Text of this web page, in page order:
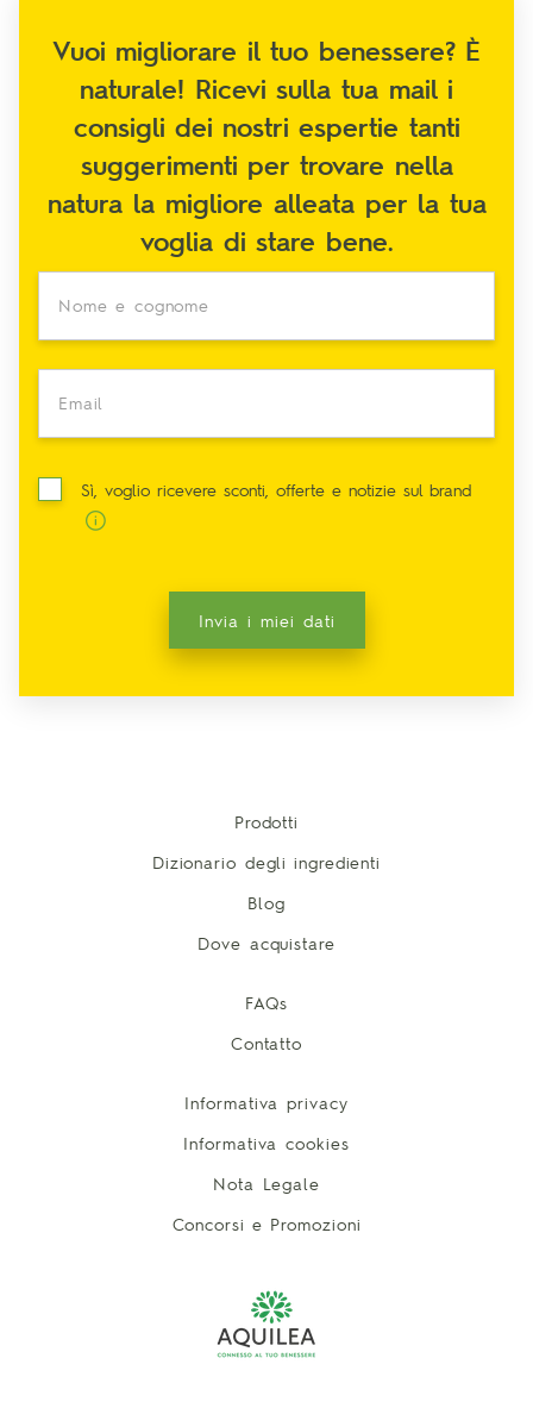
Vuoi migliorare il tuo benessere? È
naturale! Ricevi sulla tua mail i
consigli dei nostri espertie tanti
suggerimenti per trovare nella
natura la migliore alleata per la tua
voglia di stare bene.
Nome e cognome
Email
Sì, voglio ricevere sconti, offerte e notizie sul brand
Invia i miei dati
Prodotti
Dizionario degli ingredienti
Blog
Dove acquistare
FAQs
Contatto
Informativa privacy
Informativa cookies
Nota Legale
Concorsi e Promozioni